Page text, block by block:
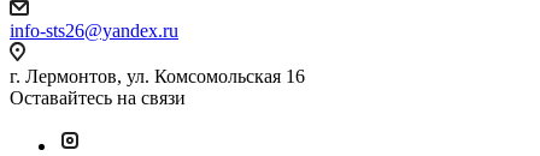
info-sts26@yandex.ru
г. Лермонтов, ул. Комсомольская 16
Оставайтесь на связи